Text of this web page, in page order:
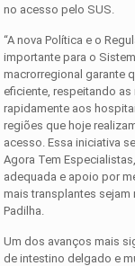
no acesso pelo SUS.
“A nova Política e o
importante para o
macrorregional garante
eficiente, respeitando
rapidamente aos
regiões que hoje
acesso. Essa iniciativa
Agora Tem
adequada e apoio por
mais transplantes sejam
Padilha.
Um dos avanços mais
de intestino delgado e